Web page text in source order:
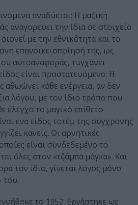
αναδύεται: Η μαζική
αναγορεύει την ίδια σε στοιχείο
με την εθνικότητα και το
επανοικειοποίησή της, ως
αυτοαναφοράς, τυγχάνει
είναι προστατευόμενο. Η
αθωώνει κάθε ενέργεια, αν δεν
λόγου, με τον ίδιο τρόπο που
έλεγχο το μαγικό επίθετο
ένα είδος τοτέμ της σύγχρονης
κανείς. Οι αρνητικές
είναι συνδεδεμένο το
όλες στον «τζάμπα μάγκα». Και
τον ίδιο, γίνεται λόγος μόνο
του.
το 1952. Εργάστηκε ως